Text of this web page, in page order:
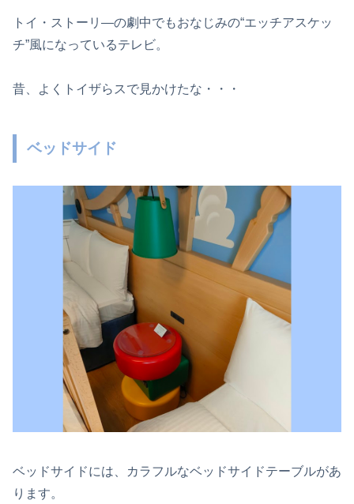
トイ・ストーリ―の劇中でもおなじみの“エッチアスケッ
チ”風になっているテレビ。
昔、よくトイザらスで見かけたな・・・
ベッドサイド
ベッドサイドには、カラフルなベッドサイドテーブルがあ
ります。